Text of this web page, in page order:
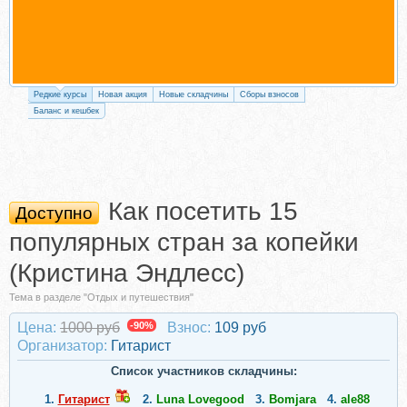
Редкие курсы Новая акция Новые складчины
Сборы взносов
Баланс и кешбек
Доступно
Как посетить 15
популярных стран за копейки
(Кристина Эндлесс)
Тема в разделе "Отдых и путешествия"
Цена: 1000 руб -90% Взнос: 109 руб
Организатор: Гитарист
Список участников складчины:
1. Гитарист 2. Luna Lovegood 3. Bomjara 4. ale88